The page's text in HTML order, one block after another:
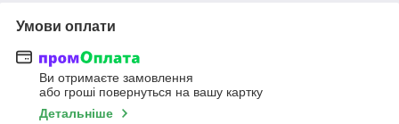
Умови оплати
Ви отримаєте замовлення
або гроші повернуться на вашу картку
Детальніше